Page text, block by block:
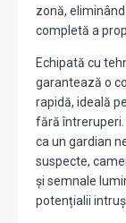
zonă,
completă a
Echipată cu
garantează o
rapidă, ideală
fără întreruperi.
ca un gardian
suspecte,
și semnale
potențialii